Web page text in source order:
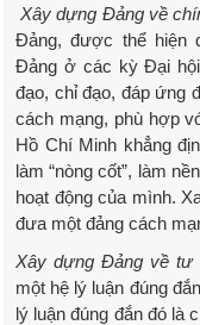
Xây dựng Đảng về
Đảng, được thể hiện
Đảng ở các kỳ Đại
đạo, chỉ đạo, đáp ứng
cách mạng, phù hợp
Hồ Chí Minh khẳng
làm “nòng cốt”, làm
hoạt động của mình.
đưa một đảng cách
Xây dựng Đảng về tư
một hệ lý luận đúng
lý luận đúng đắn đó là